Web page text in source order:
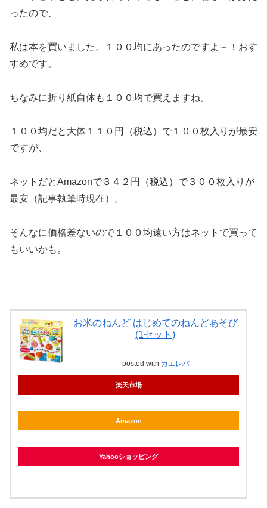
ったので、
私は本を買いました。１００均にあったのですよ～！おす
すめです。
ちなみに折り紙自体も１００均で買えますね。
１００均だと大体１１０円（税込）で１００枚入りが最安
ですが、
ネットだとAmazonで３４２円（税込）で３００枚入りが
最安（記事執筆時現在）。
そんなに価格差ないので１００均遠い方はネットで買って
もいいかも。
お米のねんど はじめてのねんどあそび
(1セット)
posted with カエレバ
楽天市場
Amazon
Yahooショッピング